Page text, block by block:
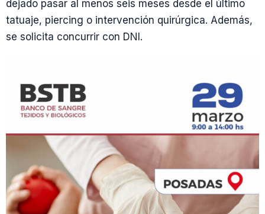
dejado pasar al menos seis meses desde el último
tatuaje, piercing o intervención quirúrgica. Además,
se solicita concurrir con DNI.